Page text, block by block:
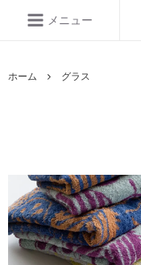
メニュー
ホーム グラス